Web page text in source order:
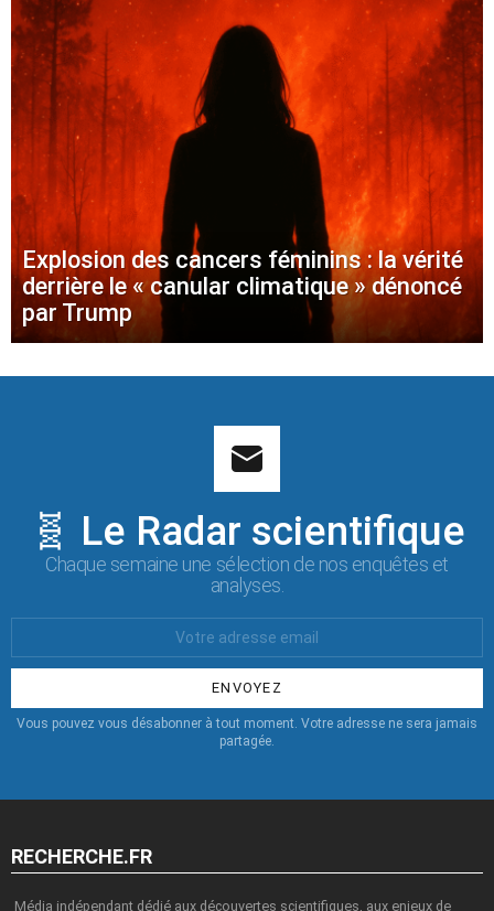
Explosion des cancers féminins : la vérité
derrière le « canular climatique » dénoncé
par Trump
🧬 Le Radar scientifique
Chaque semaine une sélection de nos enquêtes et
analyses.
:
Vous pouvez vous désabonner à tout moment. Votre adresse ne sera jamais
partagée.
RECHERCHE.FR
Média indépendant dédié aux découvertes scientifiques, aux enjeux de